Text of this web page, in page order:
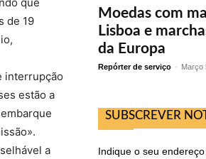
de 19
interrupção
estão a
a
Moedas com
Lisboa e
da Europa
Repórter de serviço - Março
SUBSCREVER
Indique o seu